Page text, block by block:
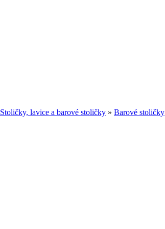
Stoličky, lavice a barové stoličky » Barové stoličky